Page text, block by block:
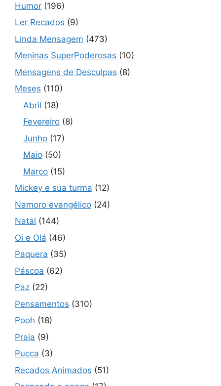
Humor (196)
Ler Recados (9)
Linda Mensagem (473)
Meninas SuperPoderosas (10)
Mensagens de Desculpas (8)
Meses (110)
Abril (18)
Fevereiro (8)
Junho (17)
Maio (50)
Março (15)
Mickey e sua turma (12)
Namoro evangélico (24)
Natal (144)
Oi e Olá (46)
Paquera (35)
Páscoa (62)
Paz (22)
Pensamentos (310)
Pooh (18)
Praia (9)
Pucca (3)
Recados Animados (51)